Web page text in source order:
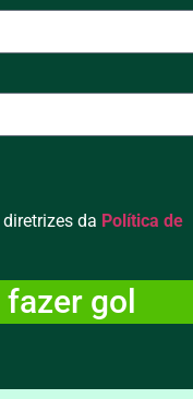
da Política de
gol